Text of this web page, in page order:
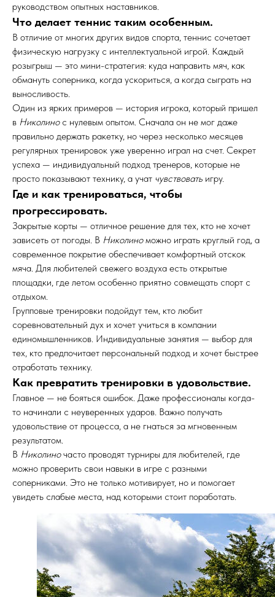
руководством опытных наставников.
Что делает теннис таким особенным.
В отличие от многих других видов спорта, теннис сочетает
физическую нагрузку с интеллектуальной игрой. Каждый
розыгрыш — это мини-стратегия: куда направить мяч, как
обмануть соперника, когда ускориться, а когда сыграть на
выносливость.
Один из ярких примеров — история игрока, который пришел
в Николинос нулевым опытом. Сначала он не мог даже
правильно держать ракетку, но через несколько месяцев
регулярных тренировок уже уверенно играл на счет. Секрет
успеха — индивидуальный подход тренеров, которые не
просто показывают технику, а учат чувствовать игру.
Где и как тренироваться, чтобы
прогрессировать.
Закрытые корты — отличное решение для тех, кто не хочет
зависеть от погоды. В Николиноможно играть круглый год, а
современное покрытие обеспечивает комфортный отскок
мяча. Для любителей свежего воздуха есть открытые
площадки, где летом особенно приятно совмещать спорт с
отдыхом.
Групповые тренировки подойдут тем, кто любит
соревновательный дух и хочет учиться в компании
единомышленников. Индивидуальные занятия — выбор для
тех, кто предпочитает персональный подход и хочет быстрее
отработать технику.
Как превратить тренировки в удовольствие.
Главное — не бояться ошибок. Даже профессионалы когда-
то начинали с неуверенных ударов. Важно получать
удовольствие от процесса, а не гнаться за мгновенным
результатом.
В Николиночасто проводят турниры для любителей, где
можно проверить свои навыки в игре с разными
соперниками. Это не только мотивирует, но и помогает
увидеть слабые места, над которыми стоит поработать.